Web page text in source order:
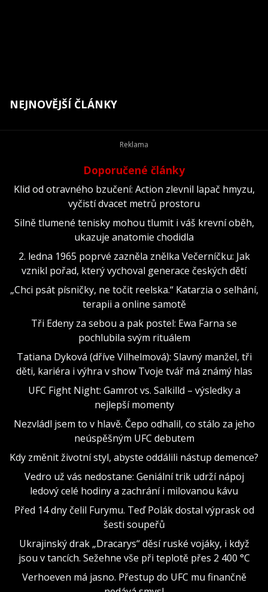
NEJNOVĚJŠÍ ČLÁNKY
Doporučené články
Klid od otravného bzučení: Action zlevnil lapač hmyzu,
vyčistí dvacet metrů prostoru
Silně tlumené tenisky mohou tlumit i váš krevní oběh,
ukazuje anatomie chodidla
2. ledna 1965 poprvé zazněla znělka Večerníčku: Jak
vznikl pořad, který vychoval generace českých dětí
„Chci psát písničky, ne točit reelska.“ Katarzia o selhání,
terapii a online samotě
Tři Edeny za sebou a pak postel: Ewa Farna se
pochlubila svým rituálem
Tatiana Dyková (dříve Vilhelmová): Slavný manžel, tři
děti, kariéra i výhra v show Tvoje tvář má známý hlas
UFC Fight Night: Gamrot vs. Salkilld – výsledky a
nejlepší momenty
Nezvládl jsem to v hlavě. Čepo odhalil, co stálo za jeho
neúspěšným UFC debutem
Kdy změnit životní styl, abyste oddálili nástup demence?
Vedro už vás nedostane: Geniální trik udrží nápoj
ledový celé hodiny a zachrání i milovanou kávu
Před 14 dny čelil Furymu. Teď Polák dostal výprask od
šesti soupeřů
Ukrajinský drak „Dracarys“ děsí ruské vojáky, i když
jsou v tancích. Sežehne vše při teplotě přes 2 400 °C
Verhoeven má jasno. Přestup do UFC mu finančně